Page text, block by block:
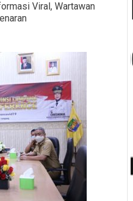
Viral, Wartawan